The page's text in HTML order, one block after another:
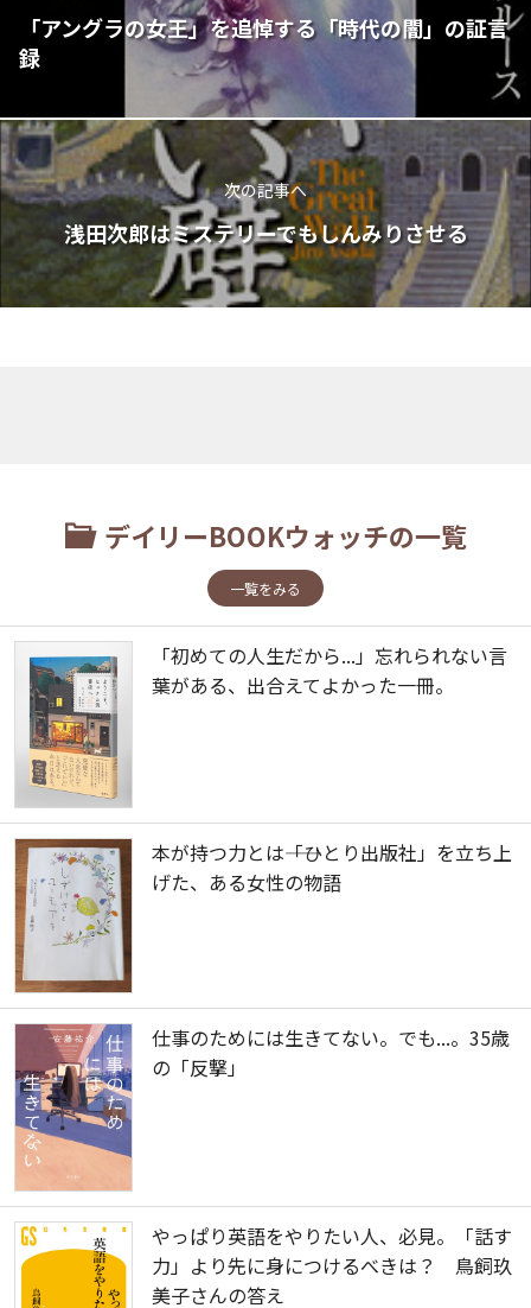
「アングラの女王」を追悼する「時代の闇」の証言
録
次の記事へ
浅田次郎はミステリーでもしんみりさせる
デイリーBOOKウォッチの一覧
一覧をみる
「初めての人生だから...」忘れられない言
葉がある、出合えてよかった一冊。
本が持つ力とは――「ひとり出版社」を立ち上
げた、ある女性の物語
仕事のためには生きてない。でも...。35歳
の「反撃」
やっぱり英語をやりたい人、必見。「話す
力」より先に身につけるべきは？ 鳥飼玖
美子さんの答え